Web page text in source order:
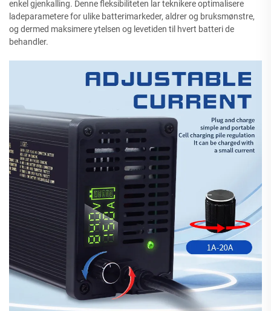
enkel gjenkalling. Denne fleksibiliteten lar teknikere optimalisere
ladeparametere for ulike batterimarkeder, aldrer og bruksmønstre,
og dermed maksimere ytelsen og levetiden til hvert batteri de
behandler.